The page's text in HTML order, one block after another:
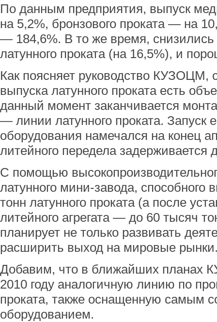
По данным предприятия, выпуск
на 5,2%, бронзового проката — на
— 184,6%. В то же время,
латунного проката (на 16,5%), и
Как поясняет руководство
выпуска латунного проката есть
данный момент заканчивается
— линии латунного проката. Запуск
оборудования намечался на конец
литейного передела задерживается
С помощью
латунного мини-завода, способного
тонн латунного проката (а после
литейного агрегата — до 60 тысяч
планирует не только развивать
расширить выход на мировые
Добавим, что в ближайших планах
2010 году аналогичную линию по
проката, также оснащенную самым
оборудованием.